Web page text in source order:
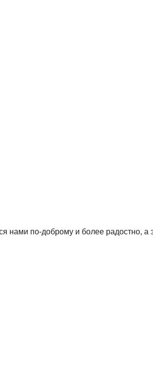
по-доброму и более радостно, а